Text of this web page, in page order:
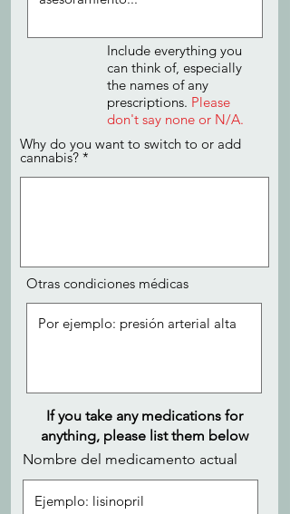
Include everything you
can think of, especially
the names of any
prescriptions. Please
don't say none or N/A.
Why do you want to switch to or add
cannabis?
Otras condiciones médicas
If you take any medications for
anything, please list them below
Nombre del medicamento actual